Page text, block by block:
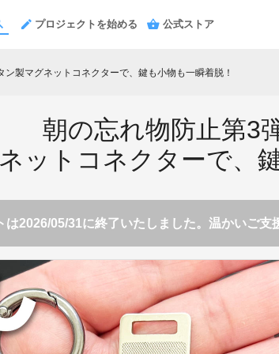
プロジェクトを始める 公式ストア
製マグネットコネクターで、鍵も小物も一瞬着脱！
朝の忘れ物防止第3
ットコネクターで、
は2026/05/31に終了いたしました。温かいご支